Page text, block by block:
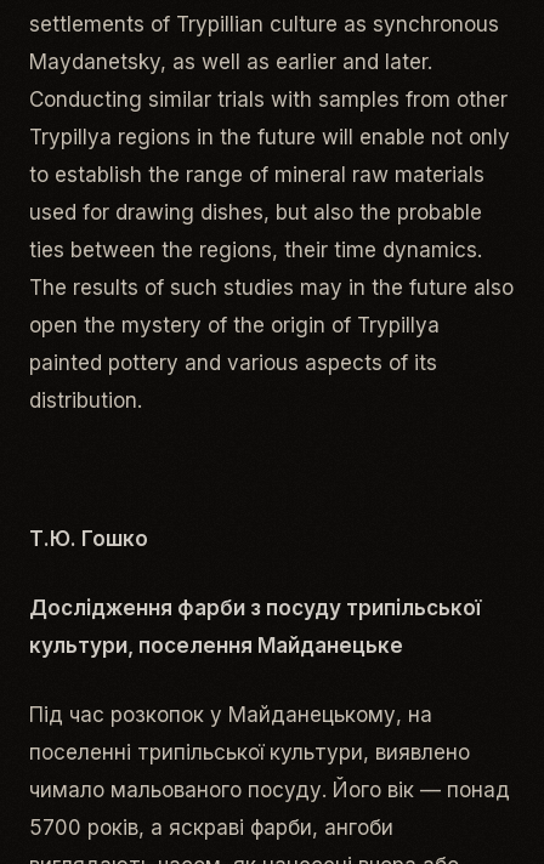
settlements of Trypillian culture as synchronous
Maydanetsky, as well as earlier and later.
Conducting similar trials with samples from other
Trypillya regions in the future will enable not only
to establish the range of mineral raw materials
used for drawing dishes, but also the probable
ties between the regions, their time dynamics.
The results of such studies may in the future also
open the mystery of the origin of Trypillya
painted pottery and various aspects of its
distribution.
Т.Ю. Гошко
Дослідження фарби з посуду трипільської
культури, поселення Майданецьке
Під час розкопок у Майданецькому, на
поселенні трипільської культури, виявлено
чимало мальованого посуду. Його вік — понад
5700 років, а яскраві фарби, ангоби